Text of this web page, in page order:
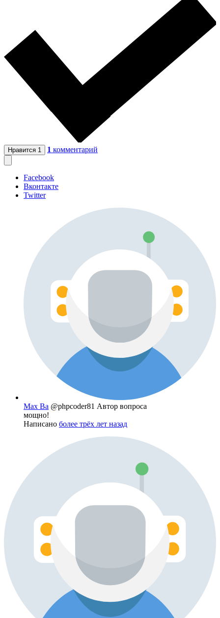
Нравится 1 1 комментарий
Facebook
Вконтакте
Twitter
Max Ba @phpcoder81 Автор вопроса
мощно!
Написано более трёх лет назад